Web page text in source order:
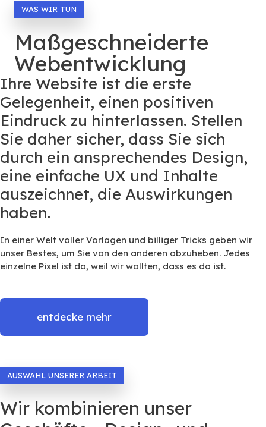
WAS WIR TUN
Maßgeschneiderte
Webentwicklung
Ihre Website ist die erste
Gelegenheit, einen positiven
Eindruck zu hinterlassen. Stellen
Sie daher sicher, dass Sie sich
durch ein ansprechendes Design,
eine einfache UX und Inhalte
auszeichnet, die Auswirkungen
haben.
In einer Welt voller Vorlagen und billiger Tricks geben wir
unser Bestes, um Sie von den anderen abzuheben. Jedes
einzelne Pixel ist da, weil wir wollten, dass es da ist.
entdecke mehr
AUSWAHL UNSERER ARBEIT
Wir kombinieren unser